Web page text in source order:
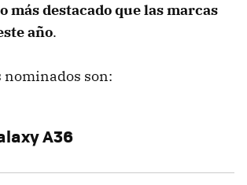
más destacado que las marcas
año.
nominados son:
A36